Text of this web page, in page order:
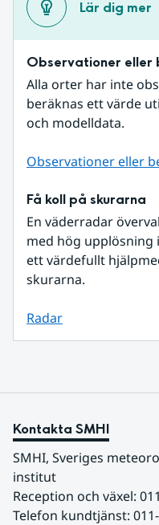
Lär dig mer
Observationer eller
Alla orter har inte
beräknas ett värde
och modelldata.
Observationer eller
Få koll på skurarna
En väderradar
med hög upplösning
ett värdefullt
skurarna.
Radar
Kontakta SMHI
SMHI, Sveriges
institut
Reception och växel:
Telefon kundtjänst: